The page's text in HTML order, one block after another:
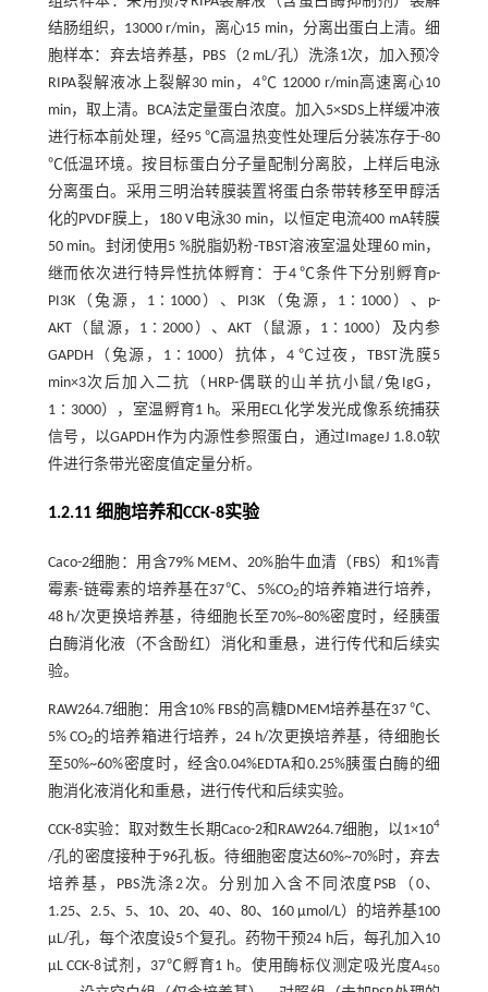
结肠组织，13000 r/min，离心15 min，分离出蛋白上清。细
胞样本：弃去培养基，PBS（2 mL/孔）洗涤1次，加入预冷
RIPA裂解液冰上裂解30 min，4℃ 12000 r/min高速离心10
min，取上清。BCA法定量蛋白浓度。加入5×SDS上样缓冲液
进行标本前处理，经95 ℃高温热变性处理后分装冻存于-80
℃低温环境。按目标蛋白分子量配制分离胶，上样后电泳
分离蛋白。采用三明治转膜装置将蛋白条带转移至甲醇活
化的PVDF膜上，180 V电泳30 min，以恒定电流400 mA转膜
50 min。封闭使用5 %脱脂奶粉-TBST溶液室温处理60 min，
继而依次进行特异性抗体孵育：于4 ℃条件下分别孵育p-
PI3K（兔源，1∶1000）、PI3K（兔源，1∶1000）、p-
AKT（鼠源，1∶2000）、AKT（鼠源，1∶1000）及内参
GAPDH（兔源，1∶1000）抗体，4 ℃过夜，TBST洗膜5
min×3次后加入二抗（HRP-偶联的山羊抗小鼠/兔IgG，
1∶3000），室温孵育1 h。采用ECL化学发光成像系统捕获
信号，以GAPDH作为内源性参照蛋白，通过ImageJ 1.8.0软
件进行条带光密度值定量分析。
1.2.11 细胞培养和CCK-8实验
Caco-2细胞：用含79% MEM、20%胎牛血清（FBS）和1%青
霉素-链霉素的培养基在37℃、5%CO2的培养箱进行培养，
48 h/次更换培养基，待细胞长至70%~80%密度时，经胰蛋
白酶消化液（不含酚红）消化和重悬，进行传代和后续实
验。
RAW264.7细胞：用含10% FBS的高糖DMEM培养基在37 ℃、
5% CO2的培养箱进行培养，24 h/次更换培养基，待细胞长
至50%~60%密度时，经含0.04%EDTA和0.25%胰蛋白酶的细
胞消化液消化和重悬，进行传代和后续实验。
CCK-8实验：取对数生长期Caco-2和RAW264.7细胞，以1×104
/孔的密度接种于96孔板。待细胞密度达60%~70%时，弃去
培养基，PBS洗涤2次。分别加入含不同浓度PSB（0、
1.25、2.5、5、10、20、40、80、160 μmol/L）的培养基100
μL/孔，每个浓度设5个复孔。药物干预24 h后，每孔加入10
μL CCK-8试剂，37℃孵育1 h。使用酶标仪测定吸光度A450